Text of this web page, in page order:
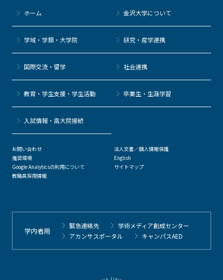
ホーム 金沢大学について
学域・学類・大学院 研究・産学連携
国際交流・留学 社会連携
教育・学生支援・学生活動 卒業生・生涯学習
⼊試情報・高大院接続
お問い合わせ
推奨環境
Google Analyticsの利用について
教職員採用情報
法人文書／個人情報保護
English
サイトマップ
学内者用
緊急連絡先
学術メディア創成センター
アカンサスポータル
キャンパスAED